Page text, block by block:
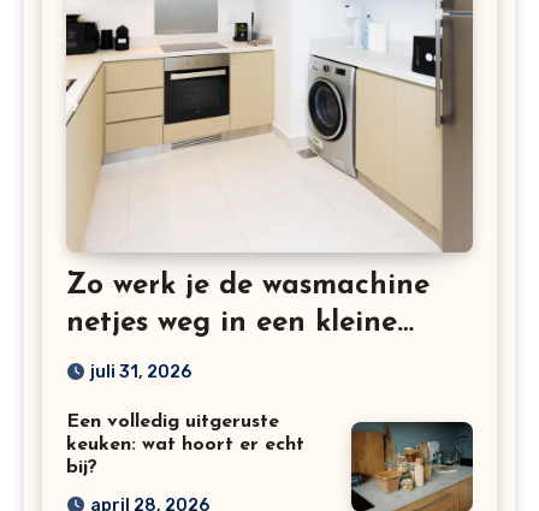
Zo werk je de wasmachine
netjes weg in een kleine
keuken
juli 31, 2026
Een volledig uitgeruste
keuken: wat hoort er echt
bij?
april 28, 2026